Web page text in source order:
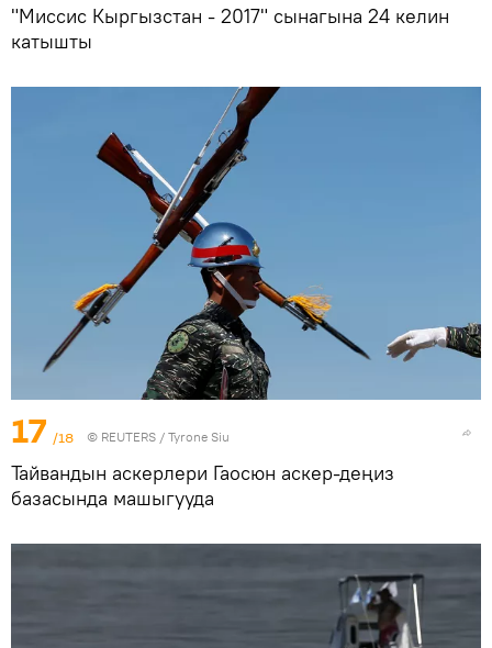
"Миссис Кыргызстан - 2017" сынагына 24 келин
катышты
17 /18 © REUTERS / Tyrone Siu
Тайвандын аскерлери Гаосюн аскер-деңиз
базасында машыгууда